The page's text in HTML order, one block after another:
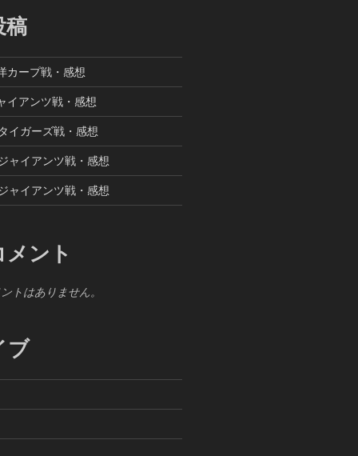
稿
ープ戦・感想
アンツ戦・感想
イガーズ戦・感想
イアンツ戦・感想
イアンツ戦・感想
ント
トはありません。
ブ